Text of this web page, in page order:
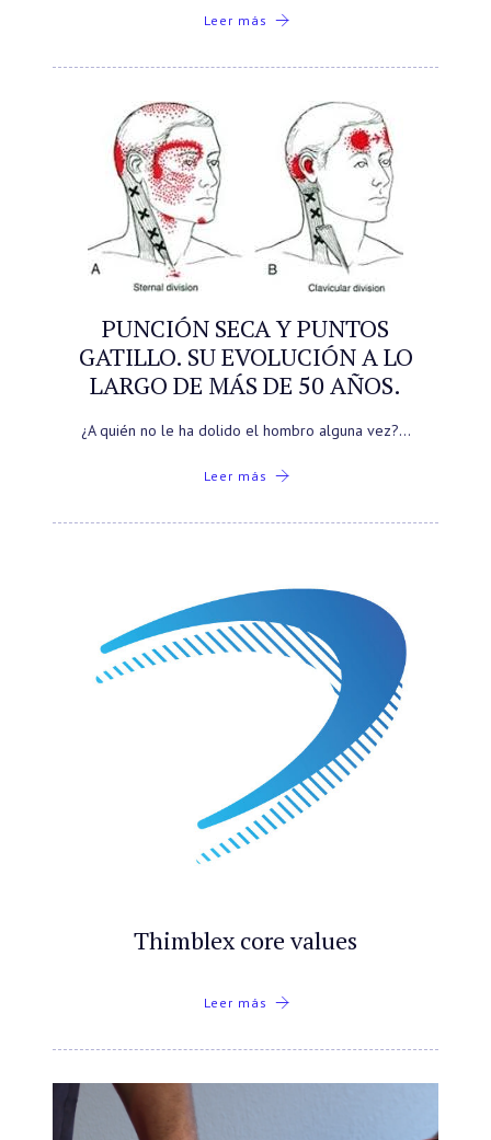
Leer más
PUNCIÓN SECA Y PUNTOS
GATILLO. SU EVOLUCIÓN A LO
LARGO DE MÁS DE 50 AÑOS.
¿A quién no le ha dolido el hombro alguna vez?…
Leer más
Thimblex core values
Leer más